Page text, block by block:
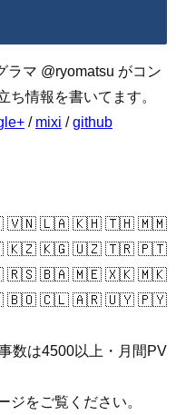
ラマ @ryomatsu がコン
ち情報を書いてます。
/ mixi /github
🇻🇳 🇱🇦 🇰🇭 🇹🇭 🇲🇲
🇰🇿 🇰🇬 🇺🇿 🇹🇷 🇵🇹
🇷🇸 🇧🇦 🇲🇪 🇽🇰 🇲🇰
🇧🇴 🇨🇱 🇦🇷 🇺🇾 🇵🇾
数は4500以上・月間PV
ジをご覧ください。